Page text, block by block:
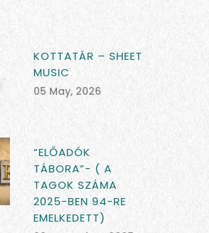
KOTTATÁR – SHEET
MUSIC
05 May, 2026
“ELŐADÓK
TÁBORA”- ( A
TAGOK SZÁMA
2025-BEN 94-RE
EMELKEDETT)